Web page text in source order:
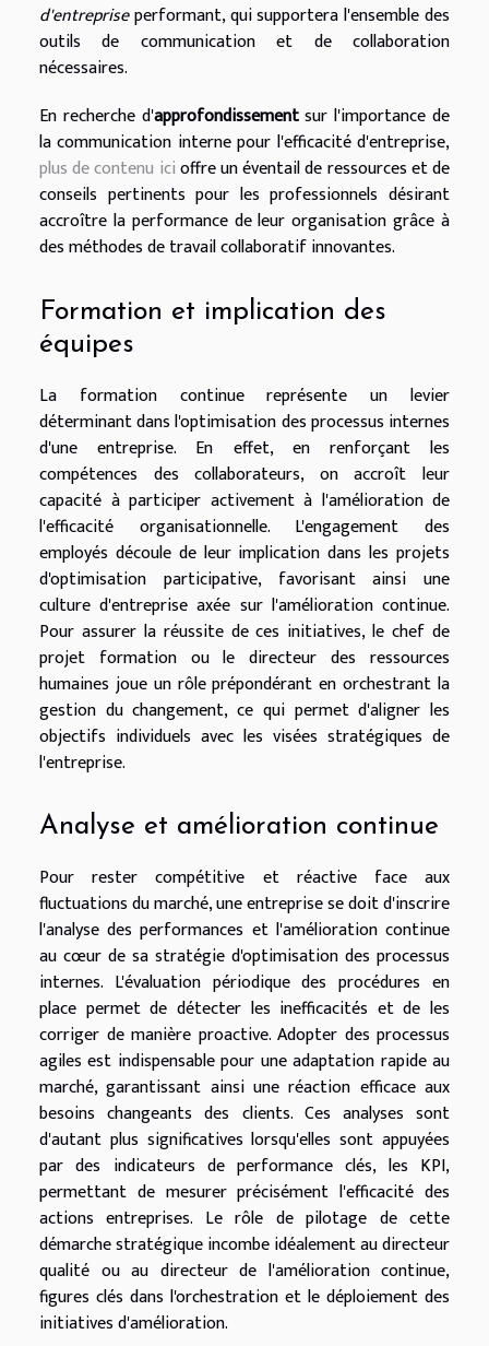
d'entrepriseperformant, qui supportera l'ensemble des
outils de communication et de collaboration
nécessaires.
En recherche d'approfondissementsur l'importance de
la communication interne pour l'efficacité d'entreprise,
plus de contenu icioffre un éventail de ressources et de
conseils pertinents pour les professionnels désirant
accroître la performance de leur organisation grâce à
des méthodes de travail collaboratif innovantes.
Formation et implication des
équipes
La formation continue représente un levier
déterminant dans l'optimisation des processus internes
d'une entreprise. En effet, en renforçant les
compétences des collaborateurs, on accroît leur
capacité à participer activement à l'amélioration de
l'efficacité organisationnelle. L'engagement des
employés découle de leur implication dans les projets
d'optimisation participative, favorisant ainsi une
culture d'entreprise axée sur l'amélioration continue.
Pour assurer la réussite de ces initiatives, le chef de
projet formation ou le directeur des ressources
humaines joue un rôle prépondérant en orchestrant la
gestion du changement, ce qui permet d'aligner les
objectifs individuels avec les visées stratégiques de
l'entreprise.
Analyse et amélioration continue
Pour rester compétitive et réactive face aux
fluctuations du marché, une entreprise se doit d'inscrire
l'analyse des performances et l'amélioration continue
au cœur de sa stratégie d'optimisation des processus
internes. L'évaluation périodique des procédures en
place permet de détecter les inefficacités et de les
corriger de manière proactive. Adopter des processus
agiles est indispensable pour une adaptation rapide au
marché, garantissant ainsi une réaction efficace aux
besoins changeants des clients. Ces analyses sont
d'autant plus significatives lorsqu'elles sont appuyées
par des indicateurs de performance clés, les KPI,
permettant de mesurer précisément l'efficacité des
actions entreprises. Le rôle de pilotage de cette
démarche stratégique incombe idéalement au directeur
qualité ou au directeur de l'amélioration continue,
figures clés dans l'orchestration et le déploiement des
initiatives d'amélioration.